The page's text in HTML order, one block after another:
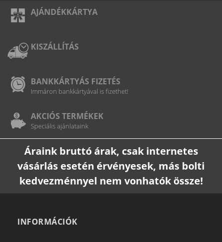
AJÁNDÉKKÁRTYA
KISZÁLLÍTÁS
BANKKÁRTYÁS FIZETÉS
Immáron bankkártyával is fizethet!
AKCIÓS TERMÉKEK
Speciális ajánlataink
Áraink bruttó árak, csak internetes
vásárlás esetén érvényesek, más bolti
kedvezménnyel nem vonhatók össze!
INFORMÁCIÓK